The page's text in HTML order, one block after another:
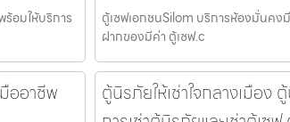
อมให้บริการ
ตู้เซฟเอกชนSilom บริการห้องมั่นคง
ฝากของมีค่า ตู้เซฟ.c
ออาชีพ
ตู้นิรภัยให้เช่าใจกลางเมือง